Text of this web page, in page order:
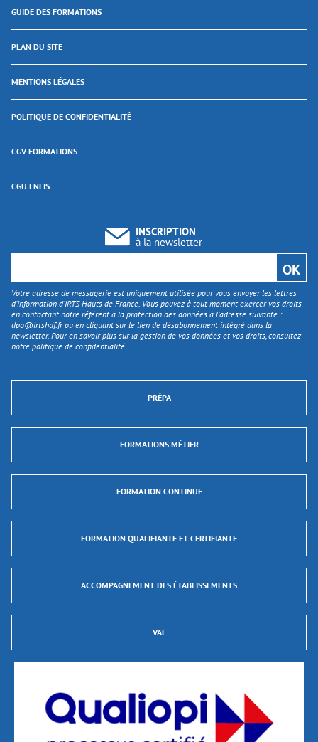
GUIDE DES FORMATIONS
PLAN DU SITE
MENTIONS LÉGALES
POLITIQUE DE CONFIDENTIALITÉ
CGV FORMATIONS
CGU ENFIS
INSCRIPTION
à la newsletter
Votre adresse de messagerie est uniquement utilisée pour vous envoyer les lettres
d'information d’IRTS Hauts de France. Vous pouvez à tout moment exercer vos droits
en contactant notre référent à la protection des données à l’adresse suivante :
dpo@irtshdf.frou en cliquant sur le lien de désabonnement intégré dans la
newsletter. Pour en savoir plus sur la gestion de vos données et vos droits, consultez
notre politique de confidentialité
PRÉPA
FORMATIONS MÉTIER
FORMATION CONTINUE
FORMATION QUALIFIANTE ET CERTIFIANTE
ACCOMPAGNEMENT DES ÉTABLISSEMENTS
VAE